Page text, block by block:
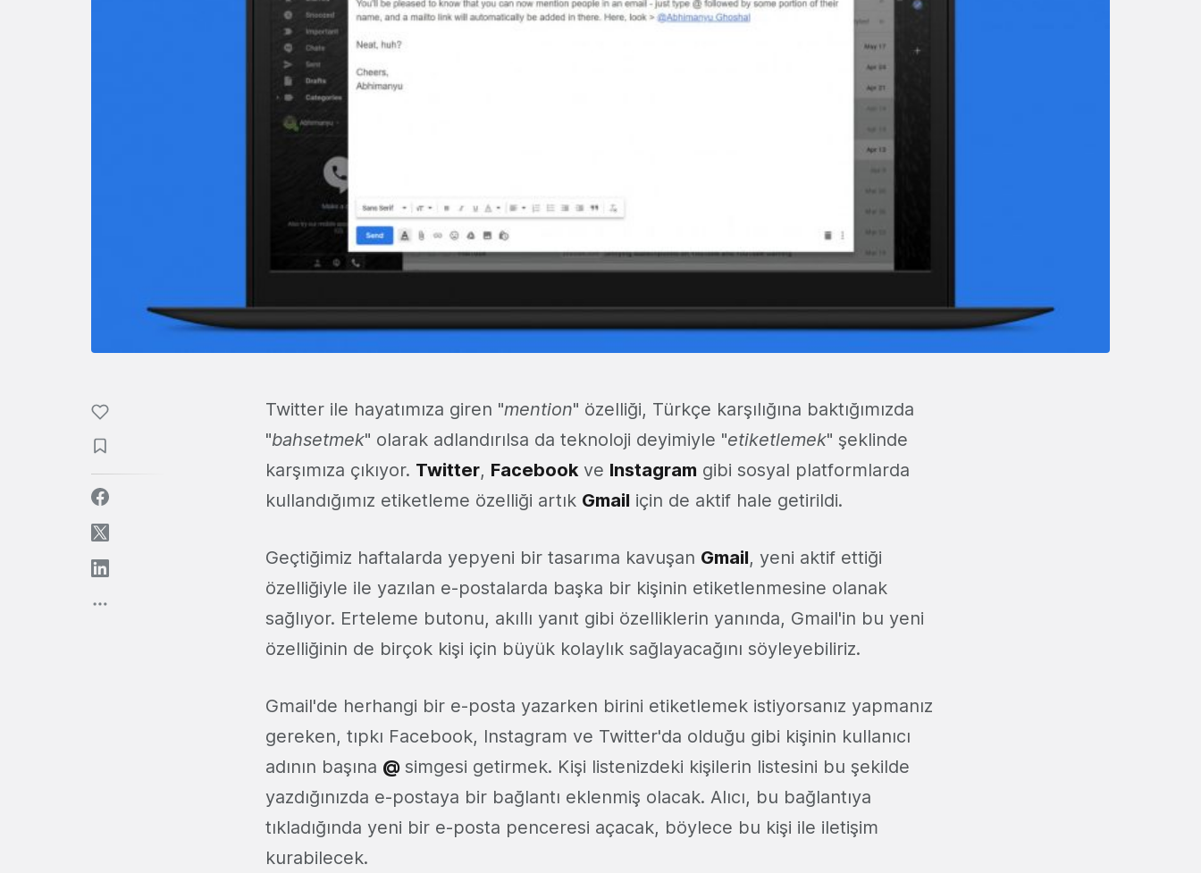
Twitter ile hayatımıza giren "mention" özelliği, Türkçe karşılığına baktığımızda
"bahsetmek" olarak adlandırılsa da teknoloji deyimiyle "etiketlemek" şeklinde
karşımıza çıkıyor. Twitter, Facebookve Instagram gibi sosyal platformlarda
kullandığımız etiketleme özelliği artık Gmail için de aktif hale getirildi.
Geçtiğimiz haftalarda yepyeni bir tasarıma kavuşan Gmail, yeni aktif ettiği
özelliğiyle ile yazılan e-postalarda başka bir kişinin etiketlenmesine olanak
sağlıyor. Erteleme butonu, akıllı yanıt gibi özelliklerin yanında, Gmail'in bu yeni
özelliğinin de birçok kişi için büyük kolaylık sağlayacağını söyleyebiliriz.
Gmail'de herhangi bir e-posta yazarken birini etiketlemek istiyorsanız yapmanız
gereken, tıpkı Facebook, Instagram ve Twitter'da olduğu gibi kişinin kullanıcı
adının başına @ simgesi getirmek. Kişi listenizdeki kişilerin listesini bu şekilde
yazdığınızda e-postaya bir bağlantı eklenmiş olacak. Alıcı, bu bağlantıya
tıkladığında yeni bir e-posta penceresi açacak, böylece bu kişi ile iletişim
kurabilecek.